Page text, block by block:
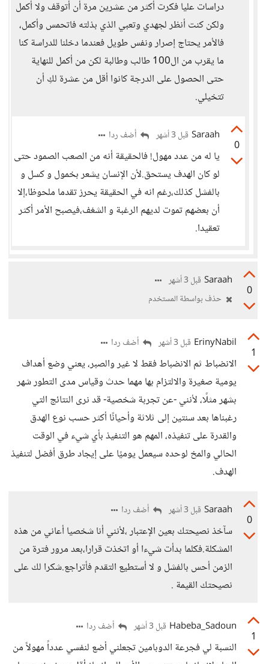
دراسات عليا فكرت أكثر من عشرين مرة أن أتوقف ولا أكمل
ولكن كنت أنظر لجهدي وتعبي الذي بذلته فاتحمس وأكمل،
فالأمر يحتاج إصرار ونفس طويل فعندما دخلنا للدراسة كنا
ما يقرب من ال100 طالب وطالبة لكن من أكمل للنهاية
حتى الحصول على الدرجة كانوا أقل من عشرة لكِ أن
تتخيلي.
0
Saraah قبل 3 أشهر أضف ردا
يا له من عدد مهول! فالحقيقة أنه من الصعب الصمود حتى
لو كان الهدف يستحق.لأن الإنسان يشعر بخمول و كسل و
بالفشل كذلك،رغم انه في الحقيقة يحرز تقدما ملحوظا،إلا
أن بعضهم تموت لديهم الرغبة و الشغف،فيصبح الأمر أكثر
تعقيدا.
0
Saraah قبل 3 أشهر
حذف بواسطة المستخدم
1
ErinyNabil قبل 3 أشهر أضف ردا
الانضباط ثم الانضباط فقط لا غير والصبر، يعني وضع أهداف
يومية صغيرة والالتزام بها مهما حدث وقياس مدى التطور شهر
بشهر مثلًا، لأنني -عن تجربة شخصية- قد نرى النتائج التي
رغبناها بعد سنتين إلى ثلاثة وأحيانًا أكثر حسب نوع الهدق
والقدرة على تنفيذه، المهم هو التنفيذ بأي شيء في الوقت
الحالي والمخ لوحده سيعمل يوميًا على إيجاد طرق أفضل لتنفيذ
الهدف.
0
Saraah قبل 3 أشهر أضف ردا
سآخذ نصيحتك بعين الإعتبار ،لأنني أنا شخصيا أعاني من هذه
المشكلة.فكلما بدأت شيءا أو اتخذت قرارا،بعد مرور فترة من
الزمن أحس بالفشل و لا أستطيع التقدم فأتراجع.شكرا لك على
نصيحتك القيمة .
1
Habeba_Sadoun قبل 3 أشهر أضف ردا
النسبة لي فجرعة الدوبامين تجعلني أضع لنفسي عدداً مهولاً من